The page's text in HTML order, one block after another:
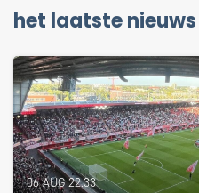
het laatste
06 AUG 22:33